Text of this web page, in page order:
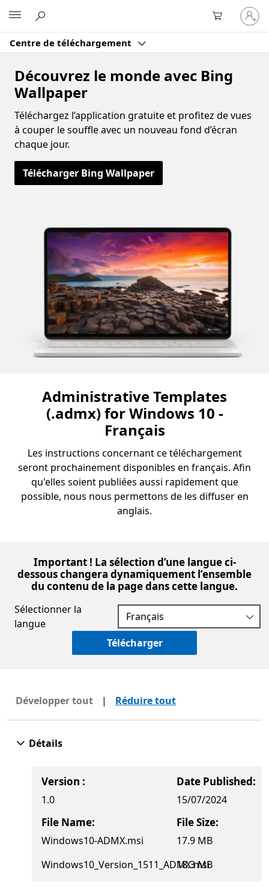
Centre de téléchargement
vous
à
compte
Découvrez le monde avec Bing
Wallpaper
Téléchargez l’application gratuite et profitez de vues
à couper le souffle avec un nouveau fond d’écran
chaque jour.
Télécharger Bing Wallpaper
Administrative Templates
(.admx) for Windows 10 -
Français
Les instructions concernant ce téléchargement
seront prochainement disponibles en français. Afin
qu'elles soient publiées aussi rapidement que
possible, nous nous permettons de les diffuser en
anglais.
Important ! La sélection d’une langue ci-
dessous changera dynamiquement l’ensemble
du contenu de la page dans cette langue.
Sélectionner la
langue
Télécharger
Développer tout | Réduire tout
Détails
Version :
1.0
Date Published:
15/07/2024
File Name:
Windows10-ADMX.msi
Windows10_Version_1511_ADMX.msi
File Size:
17.9 MB
18.3 MB